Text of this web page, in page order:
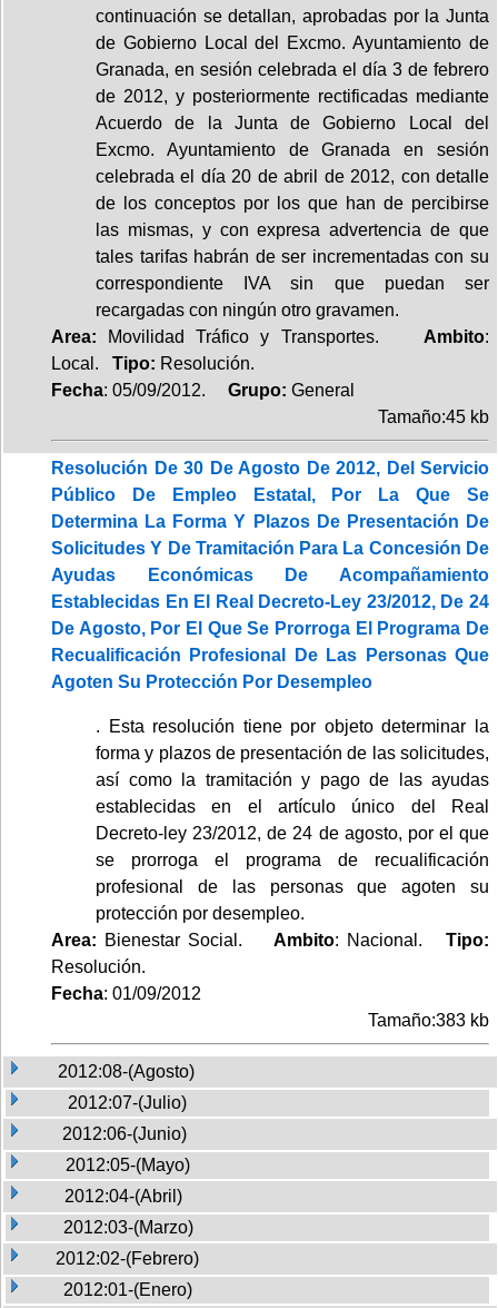
continuación se detallan, aprobadas por la Junta
de Gobierno Local del Excmo. Ayuntamiento de
Granada, en sesión celebrada el día 3 de febrero
de 2012, y posteriormente rectificadas mediante
Acuerdo de la Junta de Gobierno Local del
Excmo. Ayuntamiento de Granada en sesión
celebrada el día 20 de abril de 2012, con detalle
de los conceptos por los que han de percibirse
las mismas, y con expresa advertencia de que
tales tarifas habrán de ser incrementadas con su
correspondiente IVA sin que puedan ser
recargadas con ningún otro gravamen.
Area: Movilidad Tráfico y Transportes. Ambito:
Local. Tipo: Resolución.
Fecha: 05/09/2012. Grupo: General
Tamaño:45 kb
Resolución De 30 De Agosto De 2012, Del Servicio
Público De Empleo Estatal, Por La Que Se
Determina La Forma Y Plazos De Presentación De
Solicitudes Y De Tramitación Para La Concesión De
Ayudas Económicas De Acompañamiento
Establecidas En El Real Decreto-Ley 23/2012, De 24
De Agosto, Por El Que Se Prorroga El Programa De
Recualificación Profesional De Las Personas Que
Agoten Su Protección Por Desempleo
. Esta resolución tiene por objeto determinar la
forma y plazos de presentación de las solicitudes,
así como la tramitación y pago de las ayudas
establecidas en el artículo único del Real
Decreto-ley 23/2012, de 24 de agosto, por el que
se prorroga el programa de recualificación
profesional de las personas que agoten su
protección por desempleo.
Area: Bienestar Social. Ambito: Nacional. Tipo:
Resolución.
Fecha: 01/09/2012
Tamaño:383 kb
2012:08-(Agosto)
2012:07-(Julio)
2012:06-(Junio)
2012:05-(Mayo)
2012:04-(Abril)
2012:03-(Marzo)
2012:02-(Febrero)
2012:01-(Enero)